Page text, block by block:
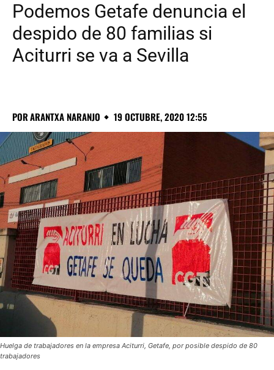
Podemos Getafe denuncia el
despido de 80 familias si
Aciturri se va a Sevilla
PORARANTXA NARANJO 19 OCTUBRE, 2020 12:55
Huelga de trabajadores en la empresa Aciturri, Getafe, por posible despido de 80
trabajadores